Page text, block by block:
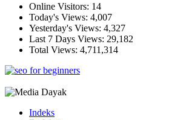
Online Visitors: 14
Today's Views: 4,007
Yesterday's Views: 4,327
Last 7 Days Views: 29,182
Total Views: 4,711,314
Indeks